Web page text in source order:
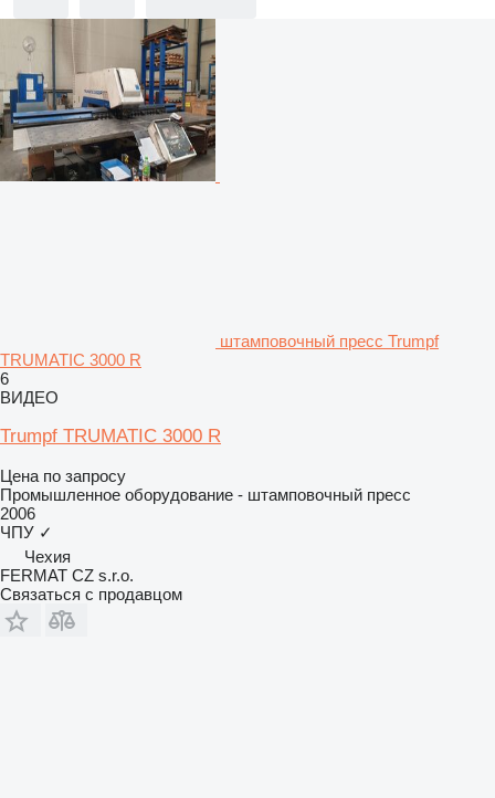
штамповочный пресс Trumpf
TRUMATIC 3000 R
6
ВИДЕО
Trumpf TRUMATIC 3000 R
Цена по запросу
Промышленное оборудование - штамповочный пресс
2006
ЧПУ ✓
Чехия
FERMAT CZ s.r.o.
Связаться с продавцом